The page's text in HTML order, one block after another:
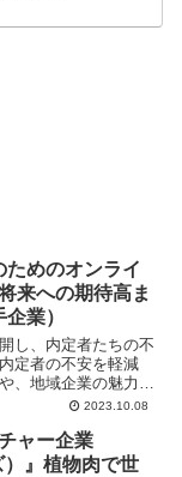
ためのオンライ
来への期待高ま
業）
し、内定者たちの不
定者の不安を軽減
、地域企業の魅力再
へ提供するサポート
2023.10.08
ャー企業
）』植物肉で世